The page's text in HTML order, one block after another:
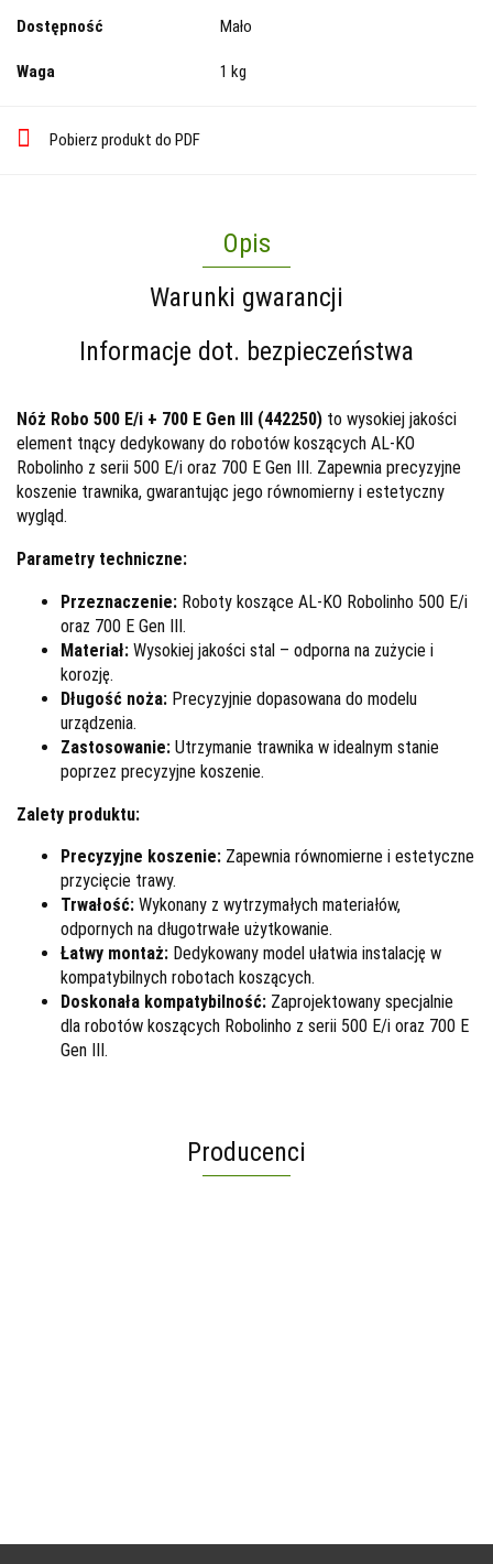
Dostępność Mało
Waga 1 kg
Pobierz produkt do PDF
Opis
Warunki gwarancji
Informacje dot. bezpieczeństwa
Nóż Robo 500 E/i + 700 E Gen III (442250) to wysokiej jakości
element tnący dedykowany do robotów koszących AL-KO
Robolinho z serii 500 E/i oraz 700 E Gen III. Zapewnia precyzyjne
koszenie trawnika, gwarantując jego równomierny i estetyczny
wygląd.
Parametry techniczne:
Przeznaczenie: Roboty koszące AL-KO Robolinho 500 E/i
oraz 700 E Gen III.
Materiał: Wysokiej jakości stal – odporna na zużycie i
korozję.
Długość noża: Precyzyjnie dopasowana do modelu
urządzenia.
Zastosowanie: Utrzymanie trawnika w idealnym stanie
poprzez precyzyjne koszenie.
Zalety produktu:
Precyzyjne koszenie: Zapewnia równomierne i estetyczne
przycięcie trawy.
Trwałość: Wykonany z wytrzymałych materiałów,
odpornych na długotrwałe użytkowanie.
Łatwy montaż: Dedykowany model ułatwia instalację w
kompatybilnych robotach koszących.
Doskonała kompatybilność: Zaprojektowany specjalnie
dla robotów koszących Robolinho z serii 500 E/i oraz 700 E
Gen III.
Producenci